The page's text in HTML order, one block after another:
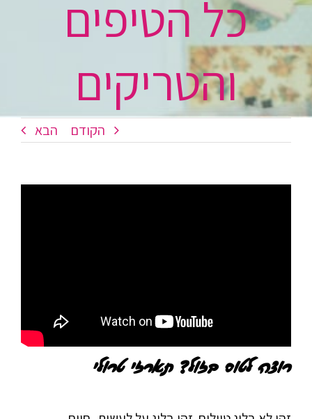
כל הטיפים
והטריקים
הקודם הבא
רוצה לטוס בזול? תארזי טרולי